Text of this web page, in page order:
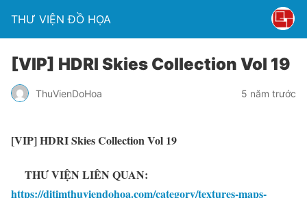
THƯ VIỆN ĐỒ HỌA
[VIP] HDRI Skies Collection Vol 19
ThuVienDoHoa 5 năm trước
[VIP] HDRI Skies Collection Vol 19
THƯ VIỆN LIÊN QUAN:
https://ditimthuviendohoa.com/category/textures-maps-